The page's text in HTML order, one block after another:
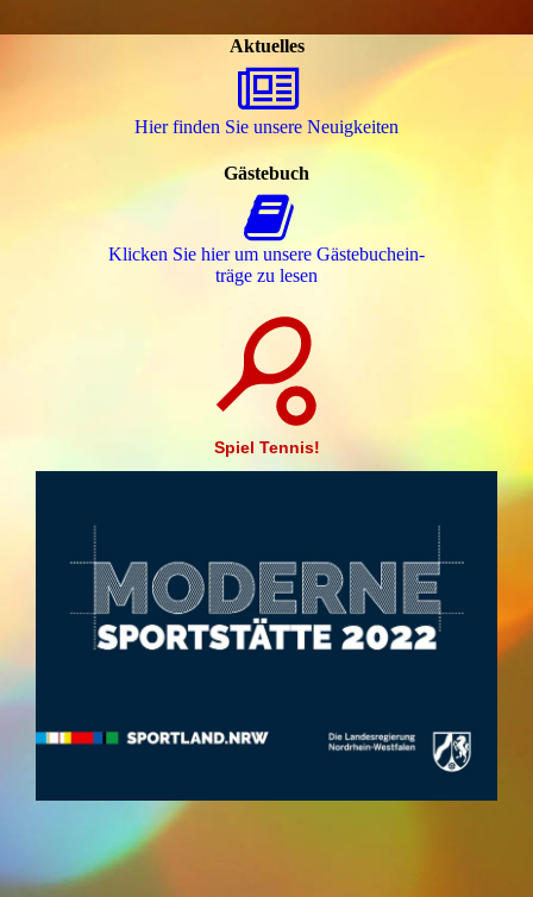
Aktuelles
Hier finden Sie unsere Neuigkeiten
Gästebuch
Klicken Sie hier um unsere Gäs­te­buch­ein­
trä­ge zu lesen
Spiel Tennis!